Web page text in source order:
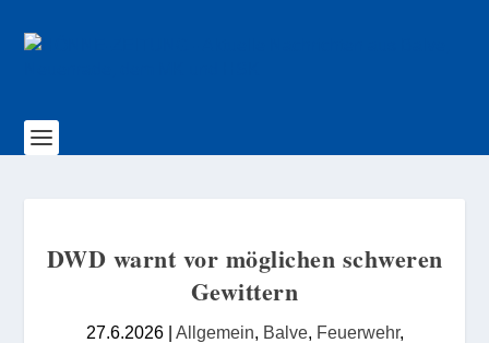
DWD warnt vor möglichen schweren
Gewittern
27.6.2026| Allgemein, Balve, Feuerwehr,